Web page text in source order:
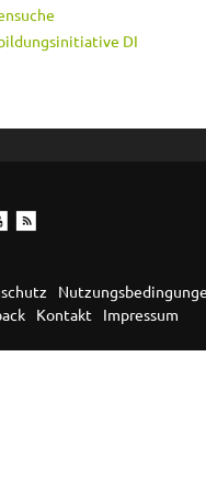
DI
Kontakt Impressum